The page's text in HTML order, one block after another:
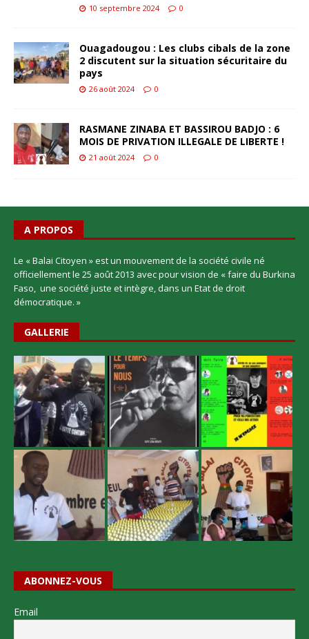
10 septembre 2024 0
Ouagadougou : Les clubs cibals de la zone
2 discutent sur la situation sécuritaire du
pays
26 août 2024 0
RASMANE ZINABA ET BASSIROU BADJO : 6
MOIS DE PRIVATION ILLEGALE DE LIBERTE !
21 août 2024 0
A PROPOS
Le « Balai Citoyen » est un mouvement de la société civile né
officiellement le 25 août 2013 avec pour vision de « faire du Burkina
Faso, une société juste et intègre, dans un Etat de droit
démocratique. »
GALLERIE
ABONNEZ-VOUS
Email